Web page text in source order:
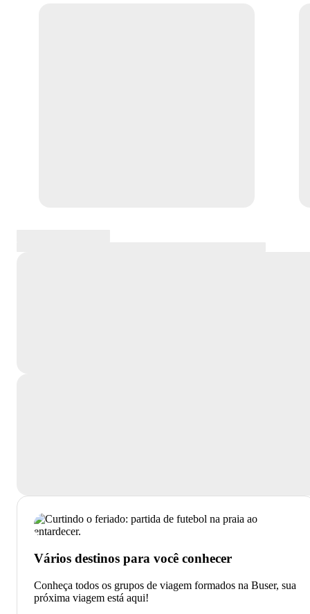
Vários destinos para você conhecer
Conheça todos os grupos de viagem formados na Buser, sua
próxima viagem está aqui!